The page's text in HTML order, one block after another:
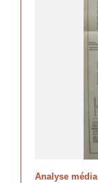
Analyse média